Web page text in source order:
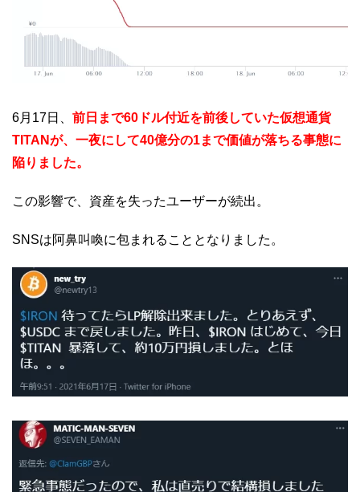
6月17日、 前日まで60ドル付近を前後していた仮想通貨
TITANが、一夜にして40億分の1まで価値が落ちる事態に
陥りました。
この影響で、資産を失ったユーザーが続出。
SNSは阿鼻叫喚に包まれることとなりました。